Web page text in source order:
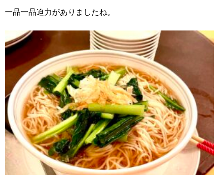
一品一品迫力がありましたね。